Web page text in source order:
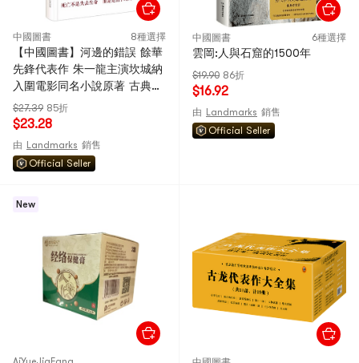
中國圖書 8種選擇
【中國圖書】河邊的錯誤 餘華
先鋒代表作 朱一龍主演坎城納
入圍電影同名小說原著 古典愛
情 偶然事件 一九八六年 餘華
代表性的中篇佳作課外小說 中
$27.39 85折
$23.28
由 Landmarks 銷售
Official Seller
中國圖書 6種選擇
雲岡:人與石窟的1500年
$19.90 86折
$16.92
由 Landmarks 銷售
Official Seller
New